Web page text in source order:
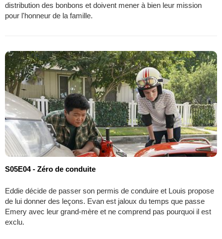
distribution des bonbons et doivent mener à bien leur mission
pour l'honneur de la famille.
S05E04 - Zéro de conduite
Eddie décide de passer son permis de conduire et Louis propose
de lui donner des leçons. Evan est jaloux du temps que passe
Emery avec leur grand-mère et ne comprend pas pourquoi il est
exclu.